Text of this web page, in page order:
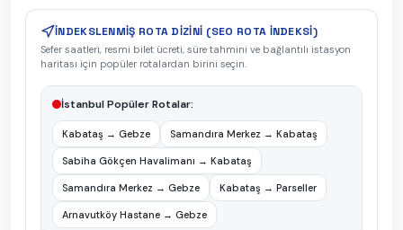
İNDEKSLENMIŞ ROTA DIZINI (SEO ROTA İNDEKSI)
Sefer saatleri, resmi bilet ücreti, süre tahmini ve bağlantılı istasyon
haritası için popüler rotalardan birini seçin.
İstanbulPopüler Rotalar:
Kabataş → Gebze Samandıra Merkez → Kabataş
Sabiha Gökçen Havalimanı → Kabataş
Samandıra Merkez → Gebze Kabataş → Parseller
Arnavutköy Hastane → Gebze